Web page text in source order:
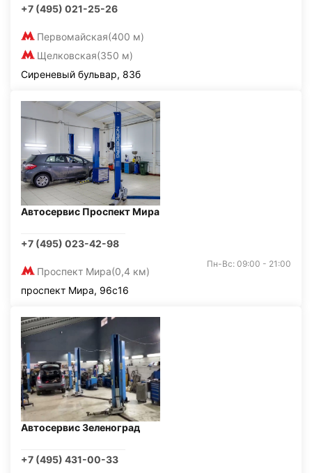
+7 (495) 021-25-26
Первомайская(400 м)
Щелковская(350 м)
Сиреневый бульвар, 83б
Автосервис Проспект Мира
+7 (495) 023-42-98
Проспект Мира(0,4 км)
Пн-Вс: 09:00 - 21:00
проспект Мира, 96с16
Автосервис Зеленоград
+7 (495) 431-00-33